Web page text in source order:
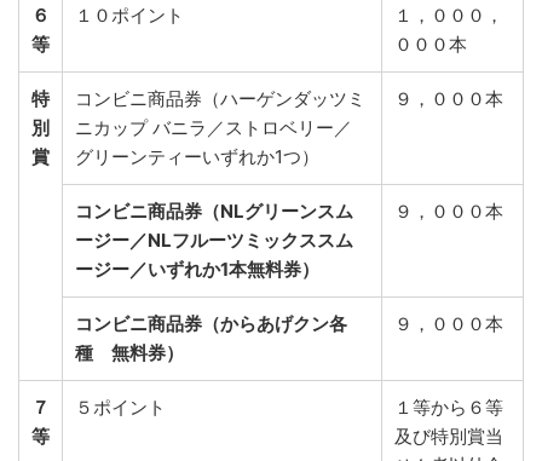
６
等
１０ポイント
１，０００，
０００本
特
別
賞
コンビニ商品券（ハーゲンダッツミ
ニカップ バニラ／ストロベリー／
グリーンティーいずれか1つ）
９，０００本
コンビニ商品券（NLグリーンスム
ージー／NLフルーツミックススム
ージー／いずれか1本無料券）
９，０００本
コンビニ商品券（からあげクン各
種 無料券）
９，０００本
７
等
５ポイント
１等から６等
及び特別賞当